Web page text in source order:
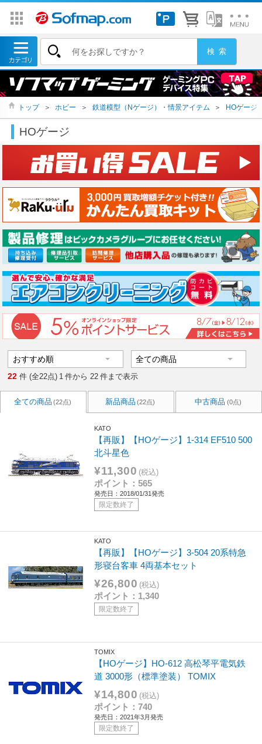
トップ ＞ ホビー ＞ 鉄道模型（Nゲージ）・情景アイテム ＞ HOゲージ
HOゲージ
22 件 (全22点) 1 件から 22 件まで表示
全ての商品 (22点) 新品商品 (22点) 中古商品 (0点)
KATO
【再販】【HOゲージ】1-314 EF510 500
北斗星色
¥11,300 (税込)
ポイント：565
発売日：2018/01/31発売
限定数終了
KATO
【再販】【HOゲージ】3-504 20系特急
形寝台客車 4両基本セット
¥26,800 (税込)
ポイント：1,340
限定数終了
TOMIX
【HOゲージ】HO-612 高松琴平電気鉄
道 3000形（標準塗装） TOMIX
¥14,800 (税込)
ポイント：740
発売日：2021年3月発売
限定数終了